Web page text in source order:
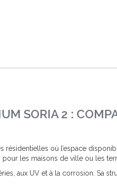
SORIA 2 :
résidentielles où l’espace
les maisons de ville ou les
aux UV et à la corrosion. Sa